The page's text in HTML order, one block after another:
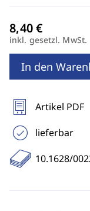
inkl. gesetzl. MwSt.
In den
Artikel PDF
lieferbar
10.1628/